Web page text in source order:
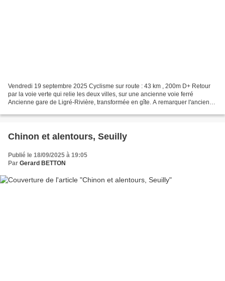
Vendredi 19 septembre 2025 Cyclisme sur route : 43 km , 200m D+ Retour
par la voie verte qui relie les deux villes, sur une ancienne voie ferré
Ancienne gare de Ligré-Rivière, transformée en gîte. A remarquer l'ancien
Chinon et alentours, Seuilly
Publié le 18/09/2025 à 19:05
Par Gerard BETTON